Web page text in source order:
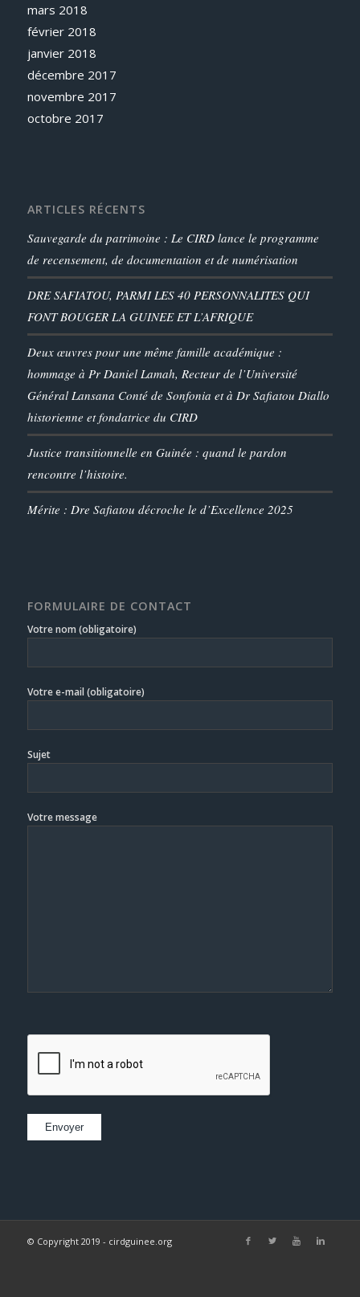
mars 2018
février 2018
janvier 2018
décembre 2017
novembre 2017
octobre 2017
ARTICLES RÉCENTS
Sauvegarde du patrimoine : Le CIRD lance le programme
de recensement, de documentation et de numérisation
DRE SAFIATOU, PARMI LES 40 PERSONNALITES QUI
FONT BOUGER LA GUINEE ET L’AFRIQUE
Deux œuvres pour une même famille académique :
hommage à Pr Daniel Lamah, Recteur de l’Université
Général Lansana Conté de Sonfonia et à Dr Safiatou Diallo
historienne et fondatrice du CIRD
Justice transitionnelle en Guinée : quand le pardon
rencontre l’histoire.
Mérite : Dre Safiatou décroche le d’Excellence 2025
FORMULAIRE DE CONTACT
Votre nom (obligatoire)
Votre e-mail (obligatoire)
Sujet
Votre message
© Copyright 2019 - cirdguinee.org